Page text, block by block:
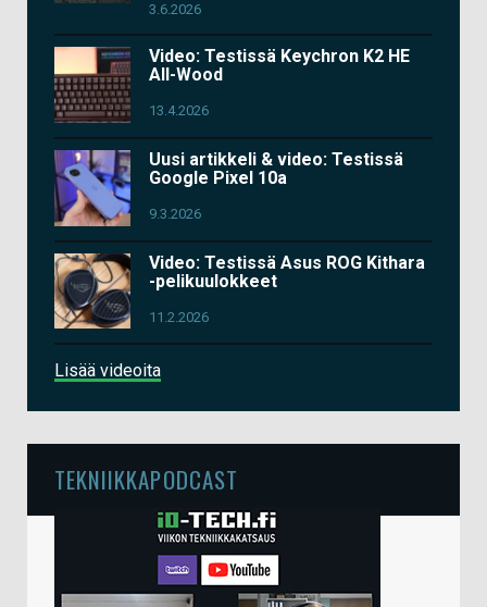
3.6.2026
Video: Testissä Keychron K2 HE
All-Wood
13.4.2026
Uusi artikkeli & video: Testissä
Google Pixel 10a
9.3.2026
Video: Testissä Asus ROG Kithara
-pelikuulokkeet
11.2.2026
Lisää videoita
TEKNIIKKAPODCAST